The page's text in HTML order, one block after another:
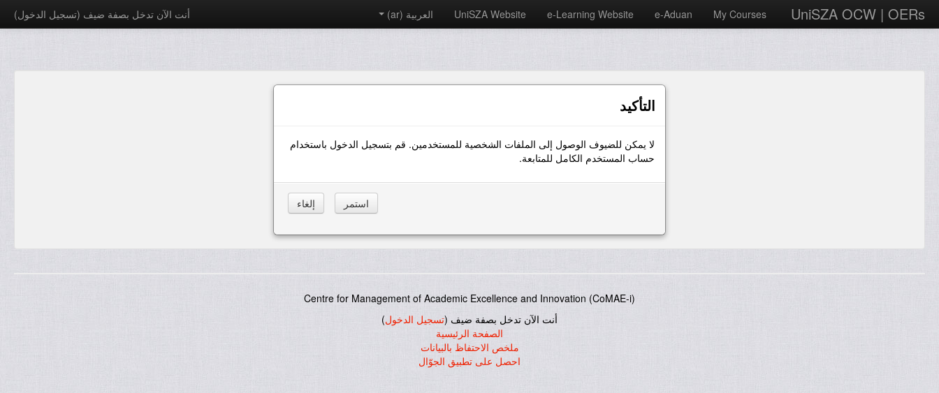
UniSZA OCW | OERs أنت الآن تدخل بصفة ضيف (تسجيل الدخول) My Courses
e-Aduan
e-Learning Website
UniSZA Website العربية ‎(ar)‎
التأكيد
لا يمكن للضيوف الوصول إلى الملفات الشخصية للمستخدمين. قم بتسجيل الدخول باستخدام
حساب المستخدم الكامل للمتابعة.
Centre for Management of Academic Excellence and Innovation (CoMAE-i)
أنت الآن تدخل بصفة ضيف (تسجيل الدخول)
الصفحة الرئيسية
ملخص الاحتفاظ بالبيانات
احصل على تطبيق الجوّال